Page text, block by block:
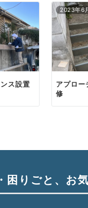
ス設置
2023年6
アプロー
修
困りごと、 お